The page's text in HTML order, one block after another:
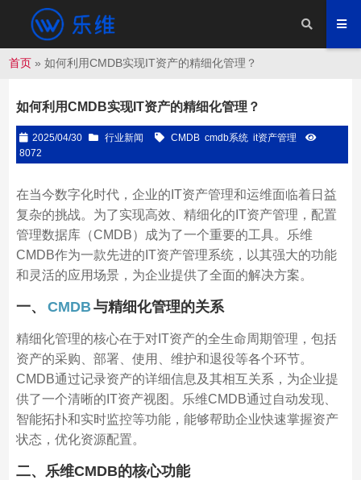
首页 »如何利用CMDB实现IT资产的精细化管理？
如何利用CMDB实现IT资产的精细化管理？
2025/04/30 行业新闻 CMDB cmdb系统 it资产管理
8072
在当今数字化时代，企业的IT资产管理和运维面临着日益
复杂的挑战。为了实现高效、精细化的IT资产管理，配置
管理数据库（CMDB）成为了一个重要的工具。乐维
CMDB作为一款先进的IT资产管理系统，以其强大的功能
和灵活的应用场景，为企业提供了全面的解决方案。
一、 CMDB与精细化管理的关系
精细化管理的核心在于对IT资产的全生命周期管理，包括
资产的采购、部署、使用、维护和退役等各个环节。
CMDB通过记录资产的详细信息及其相互关系，为企业提
供了一个清晰的IT资产视图。乐维CMDB通过自动发现、
智能拓扑和实时监控等功能，能够帮助企业快速掌握资产
状态，优化资源配置。
二、乐维CMDB的核心功能